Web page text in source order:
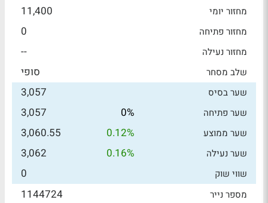
מחזור יומי 11,400
מחזור פתיחה 0
מחזור נעילה --
שלב מסחר סופי
שער בסיס 3,057
שער פתיחה 0%
3,057
שער ממוצע 0.12%
3,060.55
שער נעילה 0.16%
3,062
שווי שוק 0
מספר נייר 1144724